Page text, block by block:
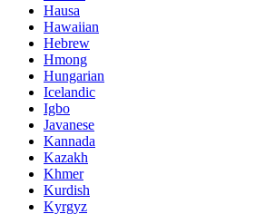
Hausa
Hawaiian
Hebrew
Hmong
Hungarian
Icelandic
Igbo
Javanese
Kannada
Kazakh
Khmer
Kurdish
Kyrgyz